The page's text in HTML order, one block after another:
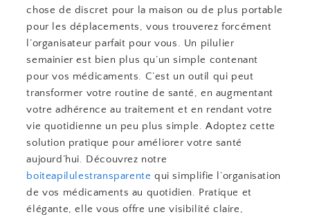
chose de discret pour la maison ou de plus portable
pour les déplacements, vous trouverez forcément
l’organisateur parfait pour vous. Un pilulier
semainier est bien plus qu’un simple contenant
pour vos médicaments. C’est un outil qui peut
transformer votre routine de santé, en augmentant
votre adhérence au traitement et en rendant votre
vie quotidienne un peu plus simple. Adoptez cette
solution pratique pour améliorer votre santé
aujourd’hui. Découvrez notre
boiteapilulestransparente qui simplifie l’organisation
de vos médicaments au quotidien. Pratique et
élégante, elle vous offre une visibilité claire,